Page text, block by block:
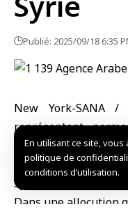
En utilisant ce site, vous
politique de
conditions d’utilisation.
Publié: 2025/09/18 6:35
New York-SANA /
représentant
Nations Unies a
uni autour de
Syrie.
Dans une allocution